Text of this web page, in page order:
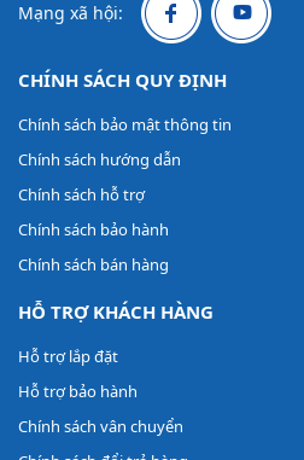
Mạng xã hội:
CHÍNH SÁCH QUY ĐỊNH
Chính sách bảo mật thông tin
Chính sách hướng dẫn
Chính sách hỗ trợ
Chính sách bảo hành
Chính sách bán hàng
HỖ TRỢ KHÁCH HÀNG
Hỗ trợ lắp đặt
Hỗ trợ bảo hành
Chính sách vân chuyển